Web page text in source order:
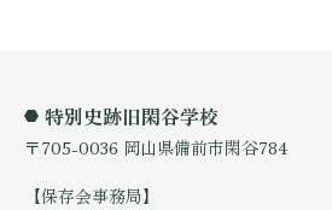
特別史跡旧閑谷学校
〒705-0036 岡山県備前市閑谷784
【保存会事務局】